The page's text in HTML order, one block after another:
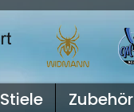
Stiele Zubehör